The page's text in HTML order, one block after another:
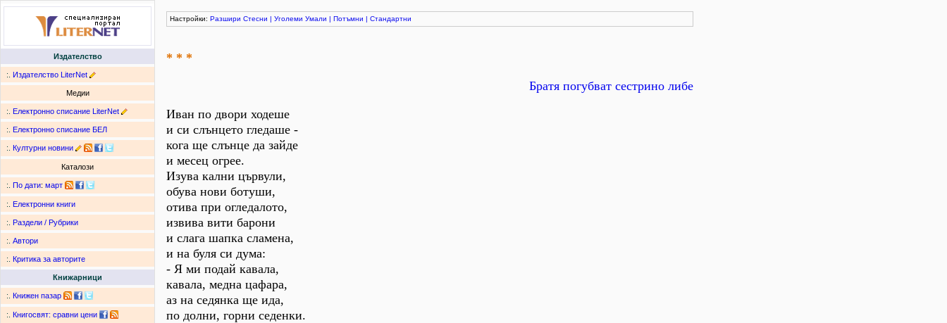
Издателство
:. Издателство LiterNet
Медии
:. Електронно списание LiterNet
:. Електронно списание БЕЛ
:. Културни новини
Каталози
:. По дати: март
:. Електронни книги
:. Раздели / Рубрики
:. Автори
:. Критика за авторите
Книжарници
:. Книжен пазар
:. Книгосвят: сравни цени
Настройки: Разшири Стесни | Уголеми Умали | Потъмни | Стандартни
* * *
Братя погубват сестрино либе
Иван по двори ходеше
и си слънцето гледаше -
кога ще слънце да зайде
и месец огрее.
Изува кални цървули,
обува нови ботуши,
отива при огледалото,
извива вити барони
и слага шапка сламена,
и на буля си дума:
- Я ми подай кавала,
кавала, медна цафара,
аз на седянка ще ида,
по долни, горни седенки.